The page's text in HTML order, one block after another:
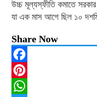
উচ্চ মূল্যস্ফীতি কমাতে
যা এক মাস আগে ছিল ১০
Share Now
Facebook
Pinterest